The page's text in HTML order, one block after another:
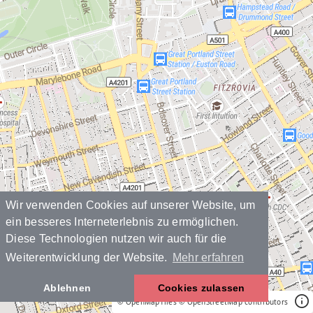
Wir verwenden Cookies auf unserer Website, um
ein besseres Interneterlebnis zu ermöglichen.
Diese Technologien nutzen wir auch für die
Weiterentwicklung der Website.
Mehr erfahren
Ablehnen Cookies zulassen
© OpenMapTiles © OpenStreetMap contributors